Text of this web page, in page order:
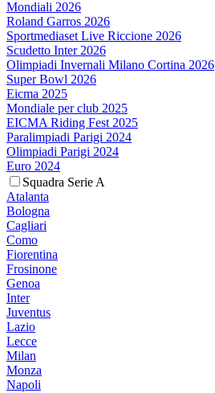
Mondiali 2026
Roland Garros 2026
Sportmediaset Live Riccione 2026
Scudetto Inter 2026
Olimpiadi Invernali Milano Cortina 2026
Super Bowl 2026
Eicma 2025
Mondiale per club 2025
EICMA Riding Fest 2025
Paralimpiadi Parigi 2024
Olimpiadi Parigi 2024
Euro 2024
Squadra Serie A
Atalanta
Bologna
Cagliari
Como
Fiorentina
Frosinone
Genoa
Inter
Juventus
Lazio
Lecce
Milan
Monza
Napoli